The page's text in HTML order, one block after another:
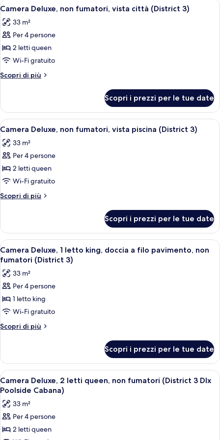
(District
3
&
Poolside
Cabana)
letto
non
fumatori
3
&
Cabana)
Apri
tutte
le
foto
per
Camera
Deluxe,
non
vista
città
(District
3)
Camera d'albergo con due letti, una
6
Camera Deluxe, non fumatori, vista città (District 3)
33 m²
Per 4 persone
2 letti queen
Wi-Fi gratuito
Scopri di più
Altri
Deluxe,
non
fumatori,
città
(District
Scopri i prezzi per le tue date
Apri
tutte
le
foto
per
Camera
Deluxe,
non
vista
piscina
(District
3)
Camera d'albergo con due letti, una
6
Camera Deluxe, non fumatori, vista piscina (District 3)
33 m²
Per 4 persone
2 letti queen
Wi-Fi gratuito
Scopri di più
Altri
Deluxe,
non
fumatori,
vista
(District
3)
Scopri i prezzi per le tue date
Apri
tutte
le
foto
per
Camera
Deluxe,
1
doccia
a
filo
pavimento,
non
fumatori
(District
3)
Una camera d'albergo moderna con
8
Camera Deluxe, 1 letto king, doccia a filo pavimento, non
fumatori (District 3)
33 m²
Per 4 persone
1 letto king
Wi-Fi gratuito
Scopri di più
Altri
Deluxe,
letto
king,
a
filo
pavimento,
non
Scopri i prezzi per le tue date
Apri
tutte
le
foto
per
Camera
Un'area relax esterna moderna con
6
Camera Deluxe, 2 letti queen, non fumatori (District 3 Dlx
Poolside Cabana)
33 m²
Per 4 persone
2 letti queen